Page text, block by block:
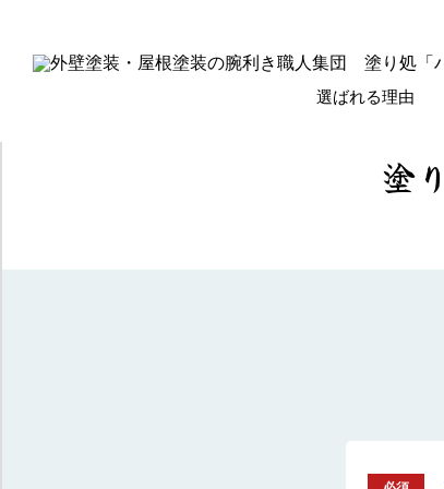
選ばれる理由
塗